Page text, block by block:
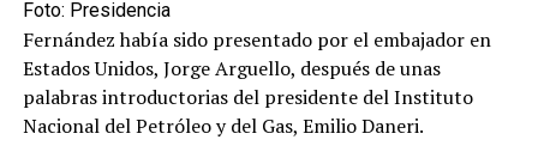
Foto: Presidencia
Fernández había sido presentado por el embajador en
Estados Unidos, Jorge Arguello, después de unas
palabras introductorias del presidente del Instituto
Nacional del Petróleo y del Gas, Emilio Daneri.